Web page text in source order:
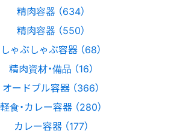
精肉容器 （634）
精肉容器 （550）
しゃぶしゃぶ容器 （68）
精肉資材・備品 （16）
オードブル容器 （366）
軽食・カレー容器 （280）
カレー容器 （177）